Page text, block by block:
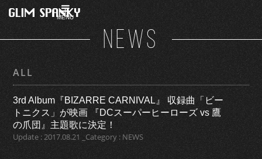
MENU
NEWS
ALL
3rd Album『BIZARRE CARNIVAL』 収録曲「ビー
トニクス」が映画 『DCスーパーヒーローズ vs 鷹
の爪団』主題歌に決定！
Update : 2017.08.21 _Category : NEWS